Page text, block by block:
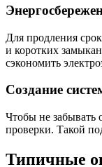
Для продления
и коротких
сэкономить
Создание
Чтобы не забывать
проверки. Такой
Типичные